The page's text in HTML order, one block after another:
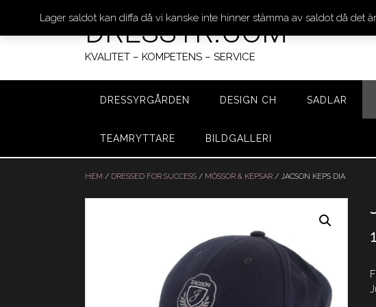
Hoppa
DRESSYR.COM
KVALITET – KOMPETENS – SERVICE
DRESSYRGÅRDEN DESIGN CH SADLAR
TEAMRYTTARE BILDGALLERI
HEM / DRESSED FOR SUCCESS / MÖSSOR & KEPSAR / JACSON KEPS DIA
Lager saldot kan diffa då vi kanske inte hinner stämma av saldot då